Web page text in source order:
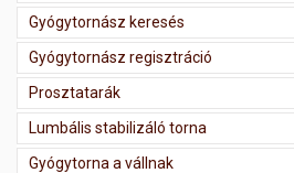
Gyógytornász keresés
Gyógytornász regisztráció
Prosztatarák
Lumbális stabilizáló torna
Gyógytorna a vállnak